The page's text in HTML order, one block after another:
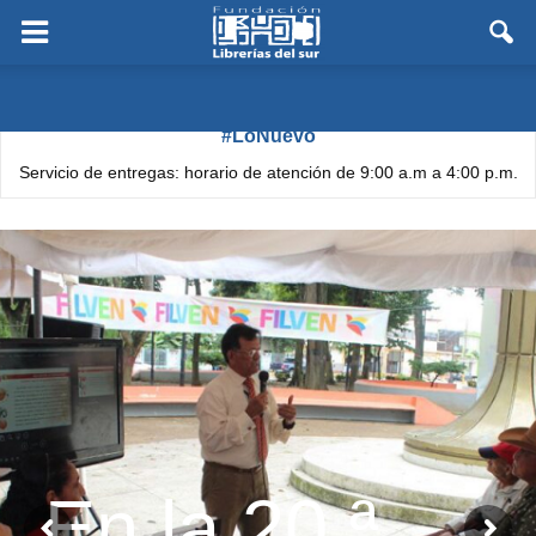
#LoNuevo
Servicio de entregas: horario de atención de 9:00 a.m a 4:00 p.m.